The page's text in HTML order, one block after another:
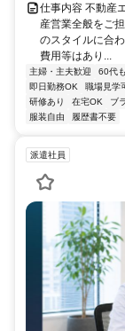
仕事内容 不動産
産営業全般をご
のスタイルに合
費用等はあり...
主婦・主夫歓迎 60代
即日勤務OK
職場見学可
研修あり
在宅OK ブ
服装自由
履歴書不要
派遣社員